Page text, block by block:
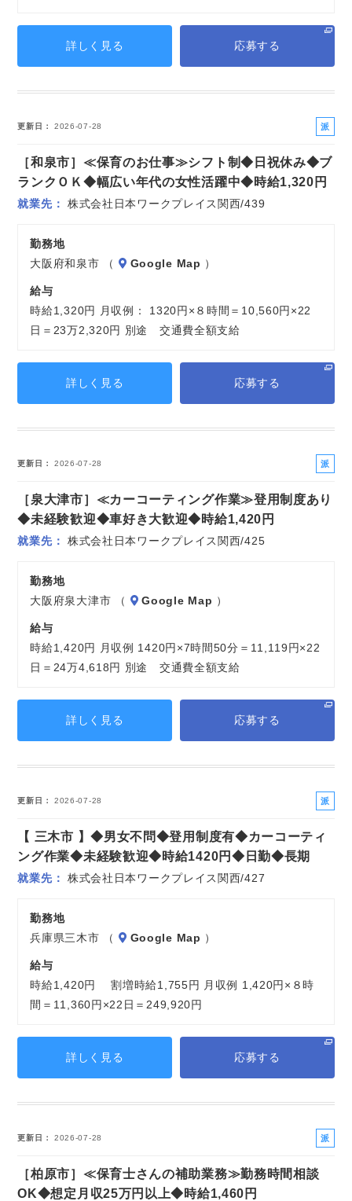
詳しく見る 応募する
更新日 2026-07-28
派
社
員
［和泉市］≪保育のお仕事≫シフト制◆日祝休み◆ブ
ランクＯＫ◆幅広い年代の女性活躍中◆時給1,320円
就業先 株式会社日本ワークプレイス関西/439
勤務地
大阪府和泉市 （
Google Map ）
給与
時給1,320円 月収例： 1320円×８時間＝10,560円×22
日＝23万2,320円 別途 交通費全額支給
詳しく見る 応募する
更新日 2026-07-28
派
社
［泉大津市］≪カーコーティング作業≫登用制度あり
◆未経験歓迎◆車好き大歓迎◆時給1,420円
就業先 株式会社日本ワークプレイス関西/425
勤務地
大阪府泉大津市 （
Google Map ）
給与
時給1,420円 月収例 1420円×7時間50分＝11,119円×22
日＝24万4,618円 別途 交通費全額支給
詳しく見る 応募する
更新日 2026-07-28
派
社
【 三木市 】◆男女不問◆登用制度有◆カーコーティ
ング作業◆未経験歓迎◆時給1420円◆日勤◆長期
就業先 株式会社日本ワークプレイス関西/427
勤務地
兵庫県三木市 （
Google Map ）
給与
時給1,420円 割増時給1,755円 月収例 1,420円×８時
間＝11,360円×22日＝249,920円
詳しく見る 応募する
更新日 2026-07-28
派
［柏原市］≪保育士さんの補助業務≫勤務時間相談
OK◆想定月収25万円以上◆時給1,460円